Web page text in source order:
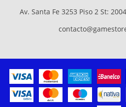
Av. Santa Fe 3253 Piso 2 St: